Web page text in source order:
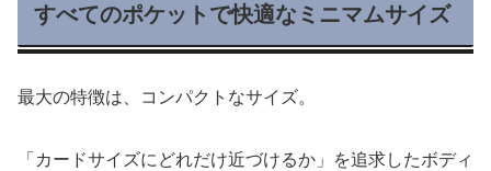
すべてのポケットで快適なミニマムサイズ
最大の特徴は、コンパクトなサイズ。
「カードサイズにどれだけ近づけるか」を追求したボディ